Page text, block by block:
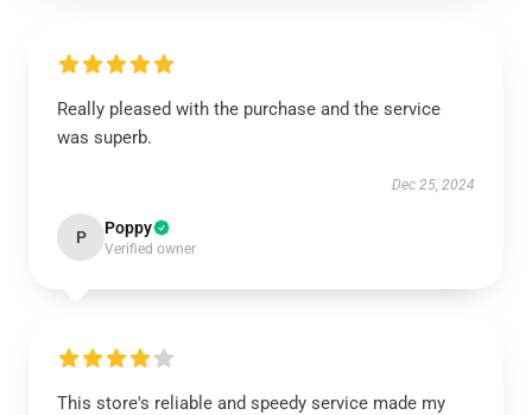
Really pleased with the purchase and the service
was superb.
Dec 25, 2024
P Poppy
Verified owner
This store's reliable and speedy service made my